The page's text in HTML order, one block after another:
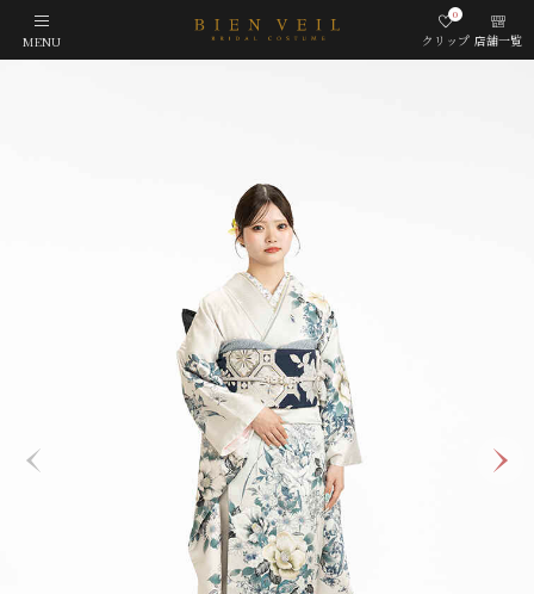
MENU クリップ
0
店舗一覧